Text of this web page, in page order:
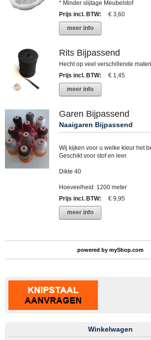
* Minder slijtage Meubelstof
Prijs incl. BTW:
€ 3,60
meer info
Rits Bijpassend
Hecht op veel verschillende
Prijs incl. BTW:
€ 1,45
meer info
Garen Bijpassend
Naaigaren Bijpassend
Wij kijken voor u welke kleur het
Geschikt voor stof en leer.
Dikte 40
Hoeveelheid: 1200 meter
Prijs incl. BTW:
€ 9,95
meer info
powered by myShop.com
Winkelwagen